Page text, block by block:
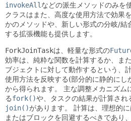
invokeAll などの派生メソッドのみを
クラスはまた、高度な使用方法で効果
かのメソッドや、新しい形式の分岐/結
する拡張機能も提供します。
ForkJoinTaskは、軽量な形式の
効率は、純粋な関数を計算するか、ま
ブジェクトに対して動作するという、
使用方法を反映する(部分的に静的にし
から得られます。
主な調整メカニズム
るfork()や、タスクの結果が計算さ
join()があります。 計算は、理想的に
またはブロックを回避するべきであり